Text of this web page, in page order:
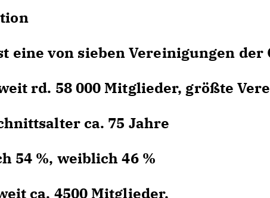
eine von sieben Vereinigungen der
rd. 58 000 Mitglieder, größte
ca. 75 Jahre
%, weiblich 46 %
ca. 4500 Mitglieder,